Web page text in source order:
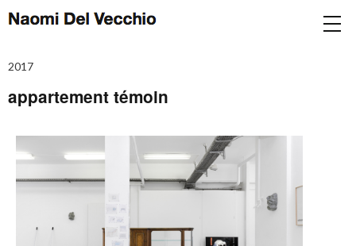
2017
appartement témoin